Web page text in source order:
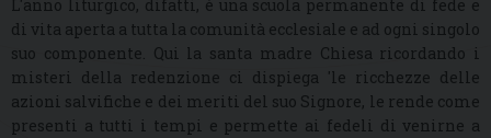
L'anno liturgico, difatti, è una scuola permanente di fede e
di vita aperta a tutta la comunità ecclesiale e ad ogni singolo
suo componente. Qui la santa madre Chiesa ricordando i
misteri della redenzione ci dispiega 'le ricchezze delle
azioni salvifiche e dei meriti del suo Signore, le rende come
presenti a tutti i tempi e permette ai fedeli di venirne a